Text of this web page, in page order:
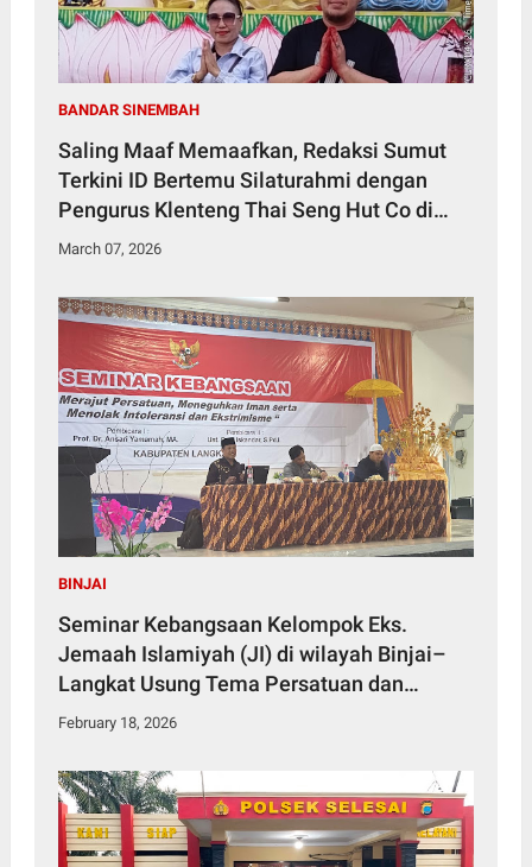
BANDAR SINEMBAH
Saling Maaf Memaafkan, Redaksi Sumut
Terkini ID Bertemu Silaturahmi dengan
Pengurus Klenteng Thai Seng Hut Co di
Bandar Sinembah
March 07, 2026
BINJAI
Seminar Kebangsaan Kelompok Eks.
Jemaah Islamiyah (JI) di wilayah Binjai–
Langkat Usung Tema Persatuan dan
Penolakan Ekstremisme
February 18, 2026